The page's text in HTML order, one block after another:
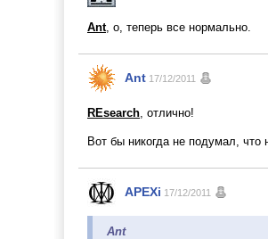
Ant, о, теперь все нормально.
Ant 17/12/2011
REsearch, отлично!
Вот бы никогда не подумал,
APEXi 17/12/2011
Ant